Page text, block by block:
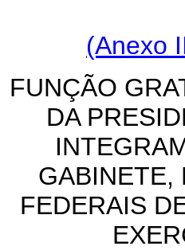
(Anexo
FUNÇÃO
DA
GABINETE,
FEDERAIS